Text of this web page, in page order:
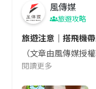
風傳媒
旅遊攻略
旅遊注意｜搭飛機
（文章由風傳媒
閱讀更多